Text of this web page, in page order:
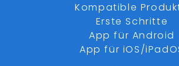
Kompatible
Erste Schritte
App für Android
App für iOS/